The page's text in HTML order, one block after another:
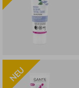
NEU